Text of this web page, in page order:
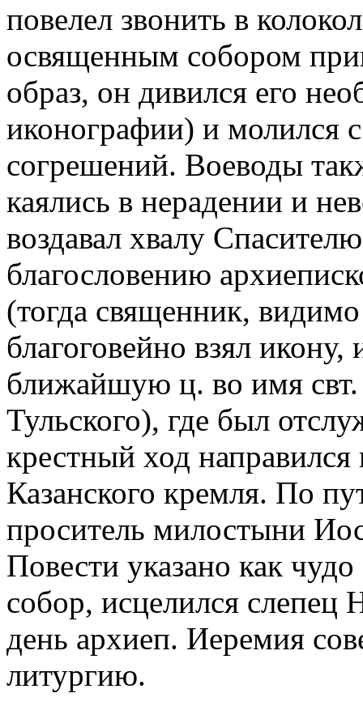
повелел звонить в
освященным собором
образ, он дивился его
иконографии) и молился
согрешений. Воеводы
каялись в нерадении и
воздавал хвалу
благословению
(тогда священник,
благоговейно взял
ближайшую ц. во имя
Тульского), где был
крестный ход
Казанского кремля. По
проситель милостыни
Повести указано как
собор, исцелился
день архиеп. Иеремия
литургию.